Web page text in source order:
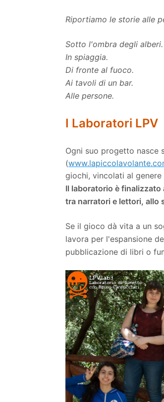
Riportiamo le storie alle
Sotto l'ombra degli alberi.
In spiaggia.
Di fronte al fuoco.
Ai tavoli di un bar.
Alle persone.
I Laboratori LPV
Ogni suo progetto nasce
(
giochi, vincolati al
Il laboratorio è
tra narratori e lettori, allo
Se il gioco dà vita a un
lavora per l'espansione
pubblicazione di libri o